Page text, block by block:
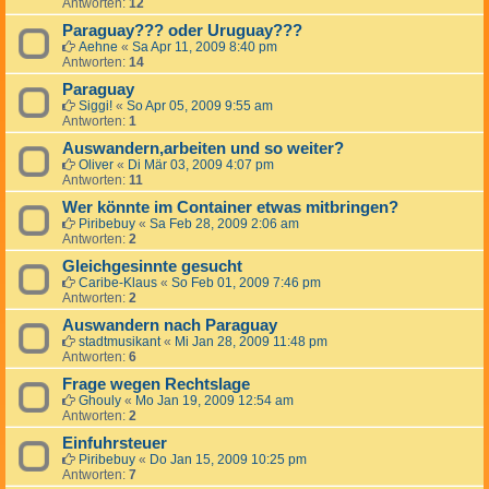
Antworten: 12
Paraguay??? oder Uruguay???
Aehne « Sa Apr 11, 2009 8:40 pm
Antworten: 14
Paraguay
Siggi! « So Apr 05, 2009 9:55 am
Antworten: 1
Auswandern,arbeiten und so weiter?
Oliver « Di Mär 03, 2009 4:07 pm
Antworten: 11
Wer könnte im Container etwas mitbringen?
Piribebuy « Sa Feb 28, 2009 2:06 am
Antworten: 2
Gleichgesinnte gesucht
Caribe-Klaus « So Feb 01, 2009 7:46 pm
Antworten: 2
Auswandern nach Paraguay
stadtmusikant« Mi Jan 28, 2009 11:48 pm
Antworten: 6
Frage wegen Rechtslage
Ghouly « Mo Jan 19, 2009 12:54 am
Antworten: 2
Einfuhrsteuer
Piribebuy « Do Jan 15, 2009 10:25 pm
Antworten: 7